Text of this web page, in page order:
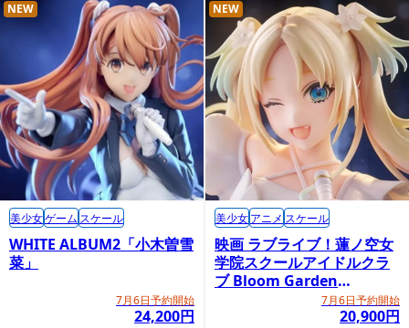
WHITE ALBUM2「小木曽雪
菜」
7月6日予約開始
24,200円
NEW
美少女ゲーム スケール
映画 ラブライブ！蓮ノ空女
学院スクールアイドルクラ
ブ Bloom Garden
Party「大沢瑠璃乃」7月6日予約開始
20,900円
NEW
美少女アニメ スケール